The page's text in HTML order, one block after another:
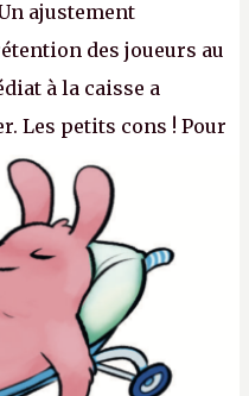
ajustement
des joueurs au
à la caisse a
Les petits cons ! Pour
peut compter
et l'explosion des
appartient donc
que des enfants